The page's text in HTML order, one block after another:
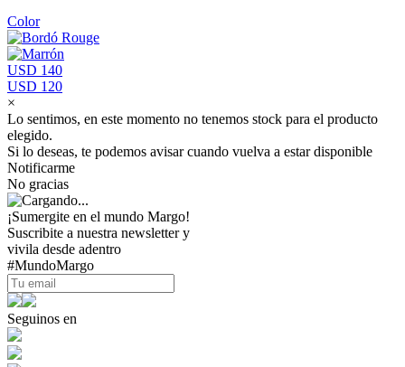
Color
USD 140
USD 120
×
Lo sentimos, en este momento no tenemos stock para el producto
elegido.
Si lo deseas, te podemos avisar cuando vuelva a estar disponible
Notificarme
No gracias
¡Sumergite en el mundo Margo!
Suscribite a nuestra newsletter y
vivila desde adentro
#MundoMargo
Seguinos en